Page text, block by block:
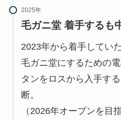
2025年
毛ガニ堂 着手するも
2023年から着手してい
毛ガニ堂にするための
タンをロスから入手す
断。
（2026年オープンを目